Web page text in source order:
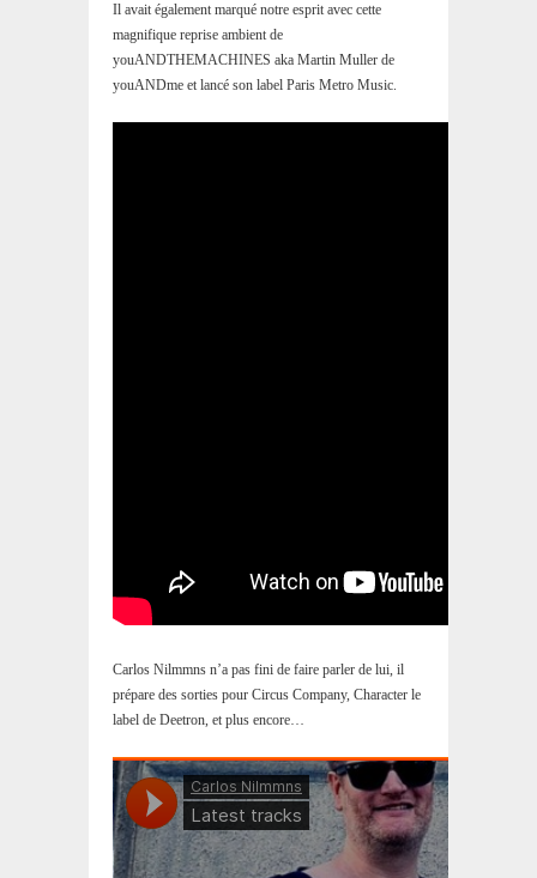
Il avait également marqué notre esprit avec cette
magnifique reprise ambient de
youANDTHEMACHINES aka Martin Muller de
youANDme et lancé son label Paris Metro Music.
Carlos Nilmmns n’a pas fini de faire parler de lui, il
prépare des sorties pour Circus Company, Character le
label de Deetron, et plus encore…